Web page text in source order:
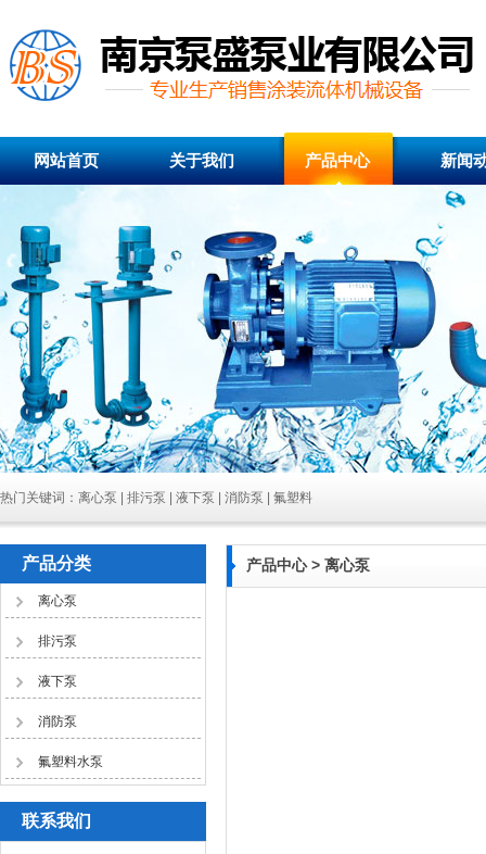
网站首页 关于我们 产品中心 新闻
热门关键词：离心泵 | 排污泵 | 液下泵 | 消防泵 | 氟塑料
产品分类
离心泵
排污泵
液下泵
消防泵
氟塑料水泵
联系我们
产品中心> 离心泵